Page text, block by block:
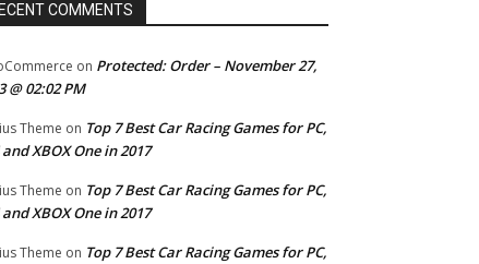
COMMENTS
on Protected: Order – November 27,
@ 02:02 PM
Theme on Top 7 Best Car Racing Games for PC,
and XBOX One in 2017
Theme on Top 7 Best Car Racing Games for PC,
and XBOX One in 2017
Theme on Top 7 Best Car Racing Games for PC,